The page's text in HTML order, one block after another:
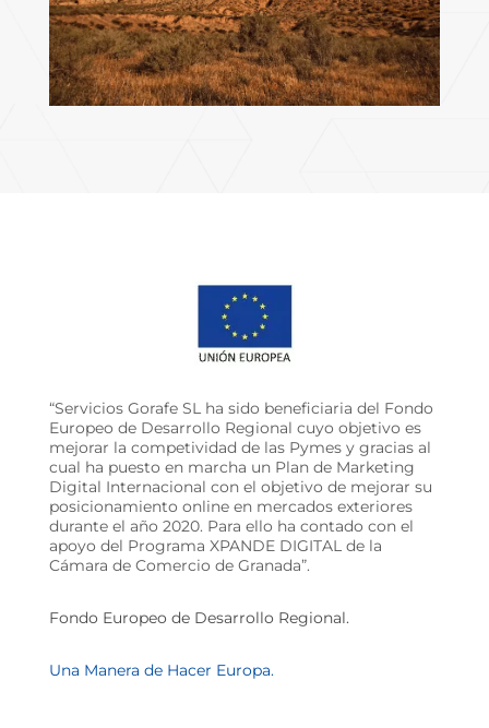
“Servicios Gorafe SL ha sido beneficiaria del Fondo
Europeo de Desarrollo Regional cuyo objetivo es
mejorar la competividad de las Pymes y gracias al
cual ha puesto en marcha un Plan de Marketing
Digital Internacional con el objetivo de mejorar su
posicionamiento online en mercados exteriores
durante el año 2020. Para ello ha contado con el
apoyo del Programa XPANDE DIGITAL de la
Cámara de Comercio de Granada”.
Fondo Europeo de Desarrollo Regional.
Una Manera de Hacer Europa.